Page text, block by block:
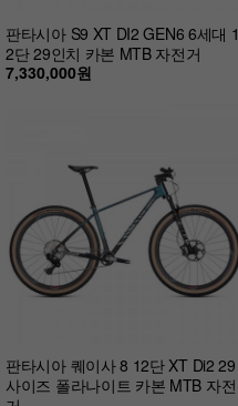
판타시아 S9 XT DI2 GEN6 6세대 1
2단 29인치 카본 MTB 자전거
7,330,000원
판타시아 퀘이사 8 12단 XT Di2 29
사이즈 폴라나이트 카본 MTB 자전